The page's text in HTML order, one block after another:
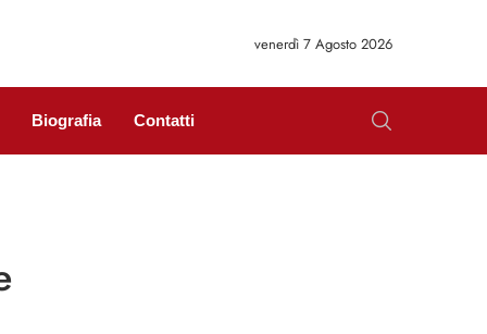
venerdì 7 Agosto 2026
Biografia Contatti